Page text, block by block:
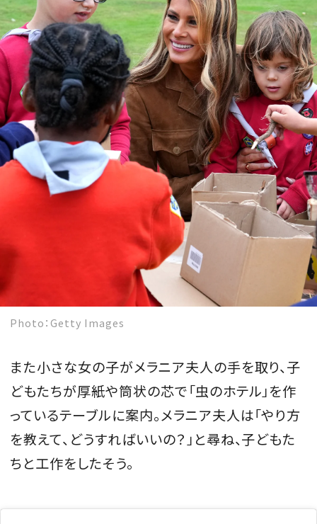
Photo：Getty Images
また小さな女の子がメラニア夫人の手を取り、子
どもたちが厚紙や筒状の芯で「虫のホテル」を作
っているテーブルに案内。メラニア夫人は「やり方
を教えて、どうすればいいの？」と尋ね、子どもた
ちと工作をしたそう。